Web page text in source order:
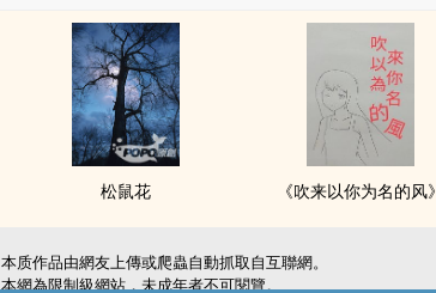
松鼠花 《吹来以你为名的风》
本质作品由網友上傳或爬蟲自動抓取自互聯網。
本網為限制級網站，未成年者不可閱覽。